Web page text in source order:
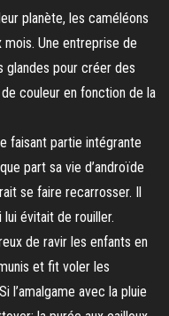
planète, les caméléons
Une entreprise de
glandes pour créer des
couleur en fonction de la
faisant partie intégrante
part sa vie d’androïde
se faire recarrosser. Il
évitait de rouiller.
de ravir les enfants en
et fit voler les
l’amalgame avec la pluie